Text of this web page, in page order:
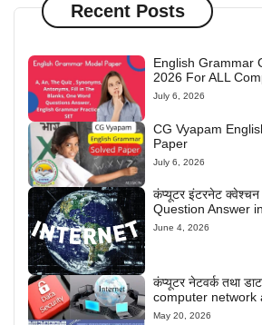
Recent Posts
English Grammar
2026 For ALL
July 6, 2026
CG Vyapam
Paper
July 6, 2026
कंप्यूटर इंटरनेट
Question Answer
June 4, 2026
कंप्यूटर नेटवर्क तथा डाटा
computer network
May 20, 2026